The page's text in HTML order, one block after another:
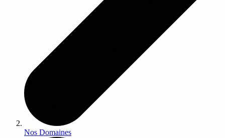
Nos Domaines